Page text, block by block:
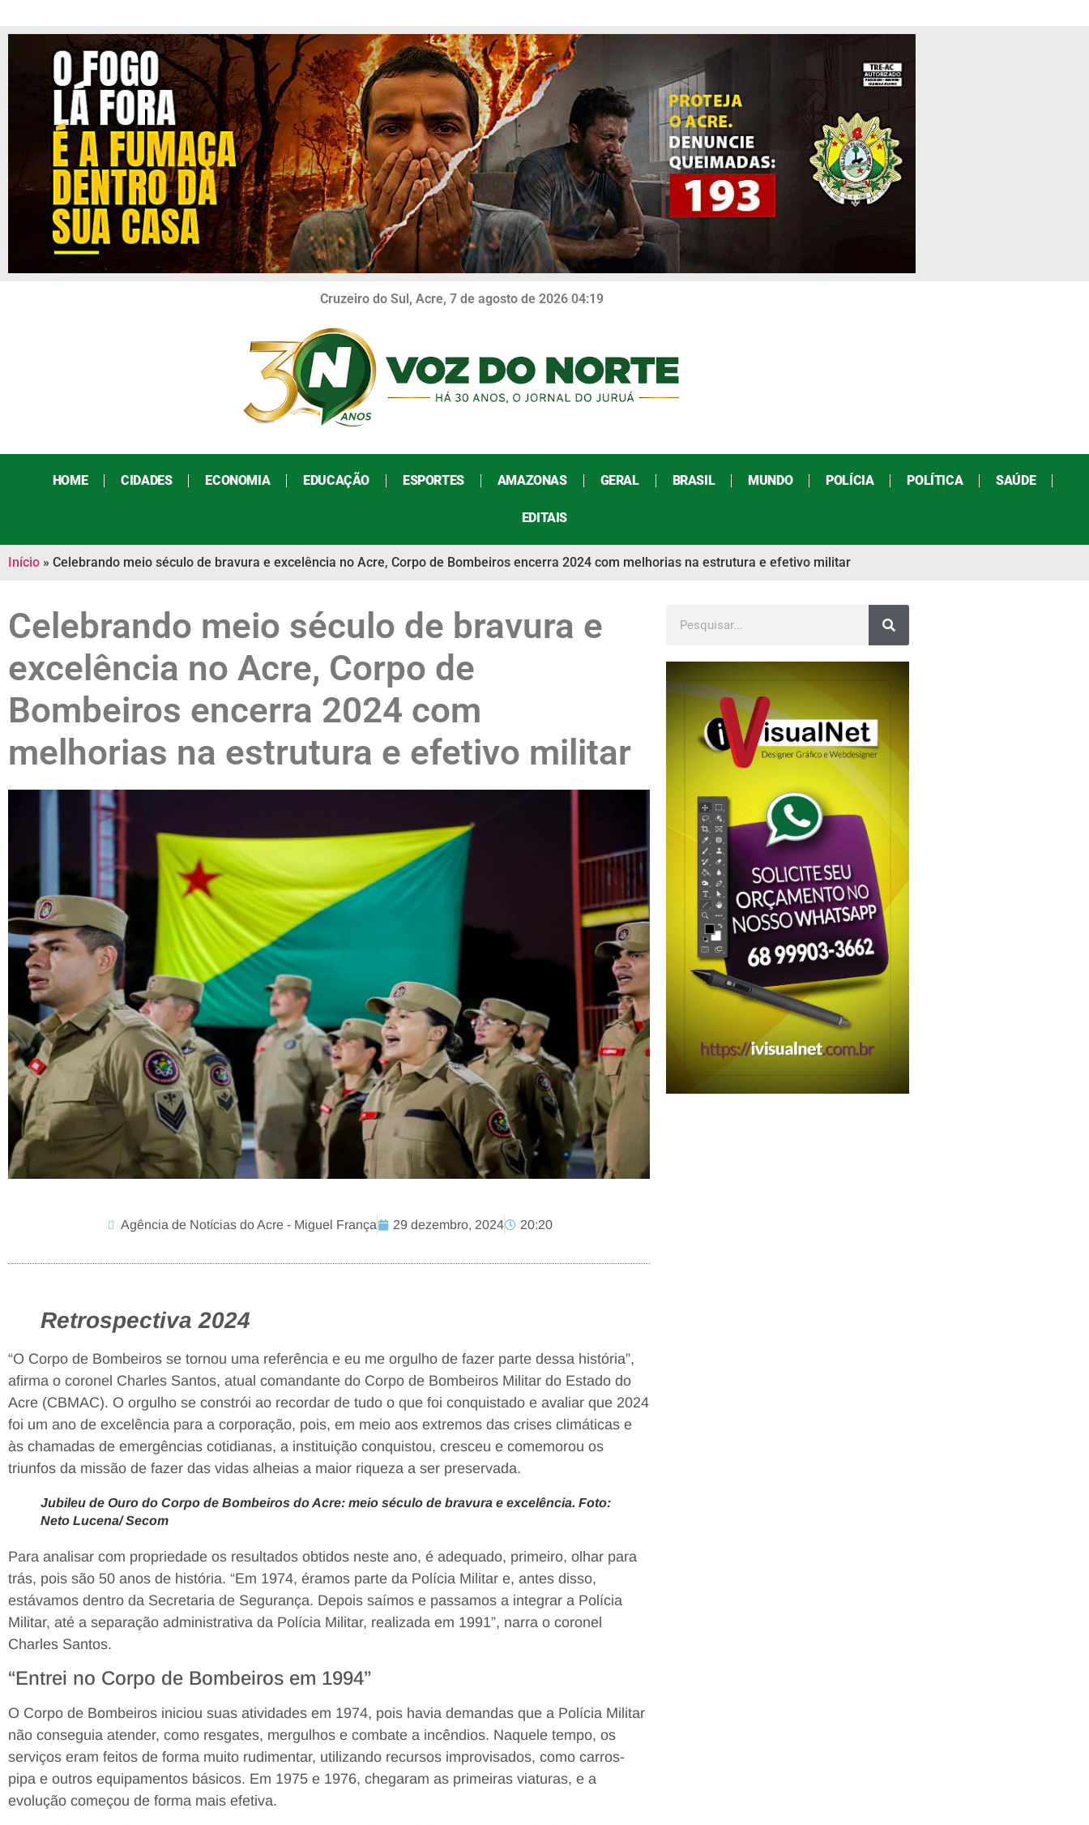
Cruzeiro do Sul, Acre, 7 de agosto de 2026 04:19
HOME CIDADES ECONOMIA EDUCAÇÃO ESPORTES AMAZONAS GERAL BRASIL MUNDO POLÍCIA POLÍTICA SAÚDE
EDITAIS
Início » Celebrando meio século de bravura e excelência no Acre, Corpo de Bombeiros encerra 2024 com melhorias na estrutura e efetivo militar
Celebrando meio século de bravura e
excelência no Acre, Corpo de
Bombeiros encerra 2024 com
melhorias na estrutura e efetivo militar
Agência de Notícias do Acre - Miguel França 29 dezembro, 2024 20:20
Retrospectiva 2024
“O Corpo de Bombeiros se tornou uma referência e eu me orgulho de fazer parte dessa história”,
afirma o coronel Charles Santos, atual comandante do Corpo de Bombeiros Militar do Estado do
Acre (CBMAC). O orgulho se constrói ao recordar de tudo o que foi conquistado e avaliar que 2024
foi um ano de excelência para a corporação, pois, em meio aos extremos das crises climáticas e
às chamadas de emergências cotidianas, a instituição conquistou, cresceu e comemorou os
triunfos da missão de fazer das vidas alheias a maior riqueza a ser preservada.
Jubileu de Ouro do Corpo de Bombeiros do Acre: meio século de bravura e excelência. Foto:
Neto Lucena/ Secom
Para analisar com propriedade os resultados obtidos neste ano, é adequado, primeiro, olhar para
trás, pois são 50 anos de história. “Em 1974, éramos parte da Polícia Militar e, antes disso,
estávamos dentro da Secretaria de Segurança. Depois saímos e passamos a integrar a Polícia
Militar, até a separação administrativa da Polícia Militar, realizada em 1991”, narra o coronel
Charles Santos.
“Entrei no Corpo de Bombeiros em 1994”
O Corpo de Bombeiros iniciou suas atividades em 1974, pois havia demandas que a Polícia Militar
não conseguia atender, como resgates, mergulhos e combate a incêndios. Naquele tempo, os
serviços eram feitos de forma muito rudimentar, utilizando recursos improvisados, como carros-
pipa e outros equipamentos básicos. Em 1975 e 1976, chegaram as primeiras viaturas, e a
evolução começou de forma mais efetiva.